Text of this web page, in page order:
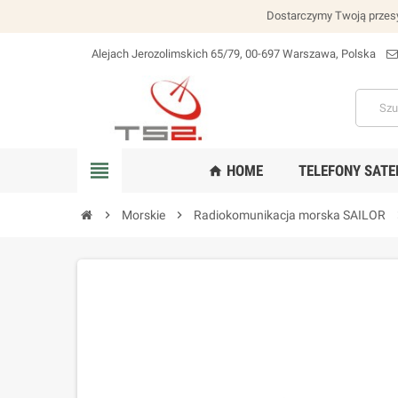
Dostarczymy Twoją
lokalizacja_na
Alejach Jerozolimskich 65/79, 00-697 Warszawa, Polska
view_headline home HOME TELEFONY
chevron_right Morskie chevron_right Radiokomunikacja morska SAILOR